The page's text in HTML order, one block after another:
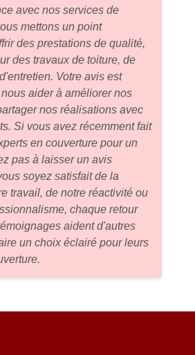
avec nos services de
mettons un point
des prestations de qualité,
des travaux de toiture, de
Votre avis est
aider à améliorer nos
nos réalisations avec
Si vous avez récemment fait
en couverture pour un
pas à laisser un avis
soyez satisfait de la
travail, de notre réactivité ou
chaque retour
aident d'autres
un choix éclairé pour leurs